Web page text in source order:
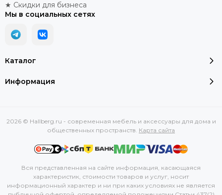
Каталог
Информация
★ Скидки для бизнеса
Мы в социальных сетях
2026 © Hallberg.ru - современная мебель и аксессуары для дома и
общественных пространств. Карта сайта
Вся представленная на сайте информация, касающаяся
характеристик, стоимости товаров и услуг, носит
информационный характер и ни при каких условиях не является